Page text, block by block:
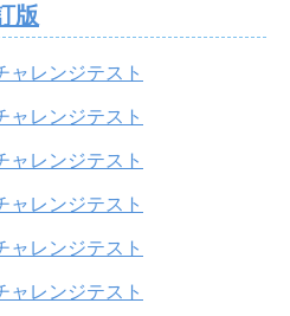
版
ャレンジテスト
ャレンジテスト
ャレンジテスト
ャレンジテスト
ャレンジテスト
ャレンジテスト